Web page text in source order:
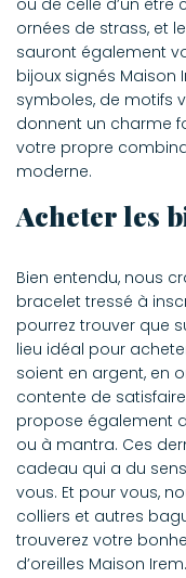
ou de celle d’un être
ornées de strass, et
sauront également
bijoux signés Maison
symboles, de motifs
donnent un charme
votre propre
moderne.
Acheter les
Bien entendu, nous
bracelet tressé à
pourrez trouver que
lieu idéal pour
soient en argent, en
contente de
propose également
ou à mantra. Ces
cadeau qui a du
vous. Et pour vous,
colliers et autres
trouverez votre
d’oreilles Maison